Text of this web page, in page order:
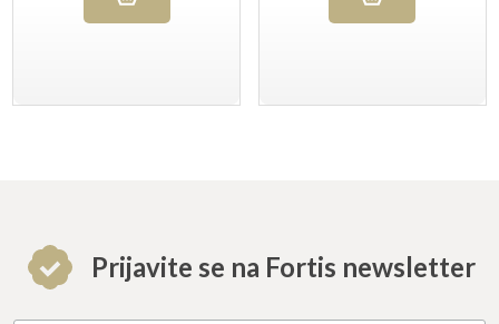
Prijavite se na Fortis newsletter